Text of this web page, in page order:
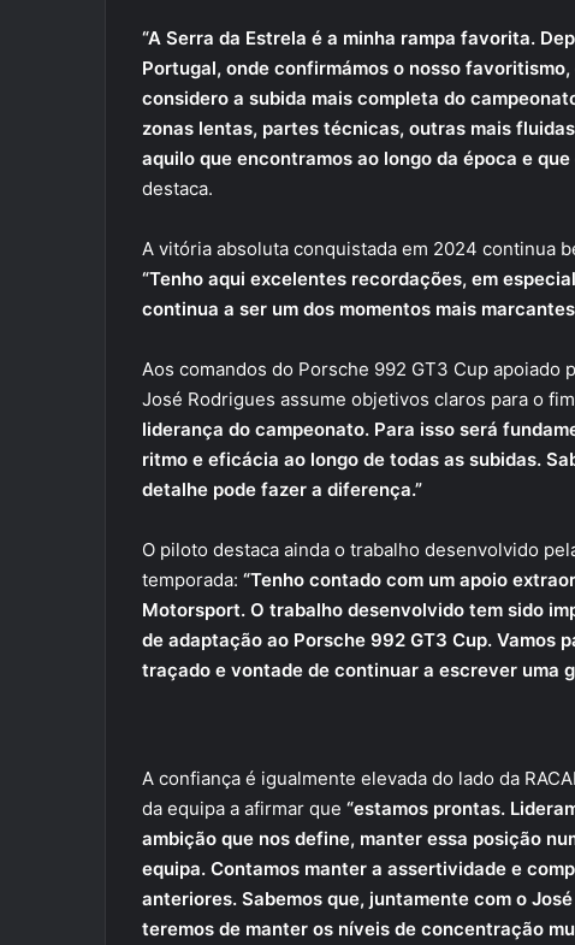
“A Serra da Estrela é a minha rampa favorita.
Portugal, onde confirmámos o nosso
considero a subida mais completa do
zonas lentas, partes técnicas, outras mais
aquilo que encontramos ao longo da época e
destaca.
A vitória absoluta conquistada em 2024 continua
“Tenho aqui excelentes recordações, em
continua a ser um dos momentos mais
Aos comandos do Porsche 992 GT3 Cup apoiado
José Rodrigues assume objetivos claros para o
liderança do campeonato. Para isso será
ritmo e eficácia ao longo de todas as subidas.
detalhe pode fazer a diferença.”
O piloto destaca ainda o trabalho desenvolvido
temporada: “Tenho contado com um apoio
Motorsport. O trabalho desenvolvido tem sido
de adaptação ao Porsche 992 GT3 Cup. Vamos
traçado e vontade de continuar a escrever uma
A confiança é igualmente elevada do lado da
da equipa a afirmar que “estamos prontas.
ambição que nos define, manter essa posição
equipa. Contamos manter a assertividade e
anteriores. Sabemos que, juntamente com o
teremos de manter os níveis de concentração